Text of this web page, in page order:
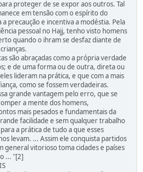
proteger de se expor aos outros. Tal
em tensão com o espírito do
precaução e incentiva a modéstia. Pela
pessoal no Hajj, tenho visto homens
quando o ihram se desfaz diante de
são abraçadas como a própria verdade
e de uma forma ou de outra, direta ou
lideram na prática, e que com a mais
como se fossem verdadeiras.
grande vantagem pelo erro, que se
a mente dos homens,
mais pesados e fundamentais da
facilidade e sem qualquer trabalho
a prática de tudo a que esses
levam. ... Assim ele conquista partidos
general vitorioso toma cidades e países
... "[2]